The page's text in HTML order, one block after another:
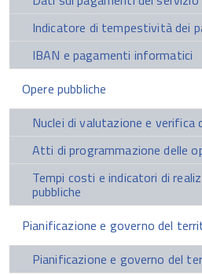
Indicatore di tempestività dei
IBAN e pagamenti informatici
Opere pubbliche
Nuclei di valutazione e verifica
Atti di programmazione delle
Tempi costi e indicatori di
pubbliche
Pianificazione e governo del
Pianificazione e governo del